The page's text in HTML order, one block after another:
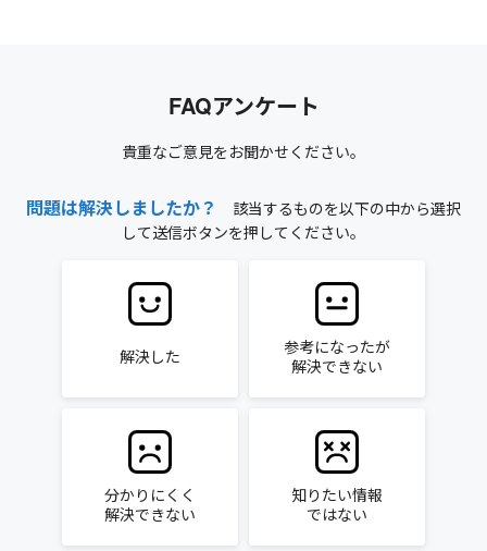
FAQアンケート
貴重なご意見をお聞かせください。
問題は解決しましたか？
該当するものを以下の中から選択
して送信ボタンを押してください。
解決した
参考になったが
解決できない
分かりにくく
解決できない
知りたい情報
ではない